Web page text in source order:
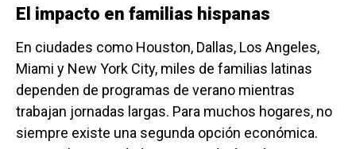
El impacto en familias hispanas
En ciudades como Houston, Dallas, Los Angeles,
Miami y New York City, miles de familias latinas
dependen de programas de verano mientras
trabajan jornadas largas. Para muchos hogares, no
siempre existe una segunda opción económica.